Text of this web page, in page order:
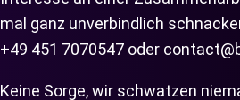
mal ganz unverbindlich
+49 451 7070547 oder
Keine Sorge, wir schwatzen